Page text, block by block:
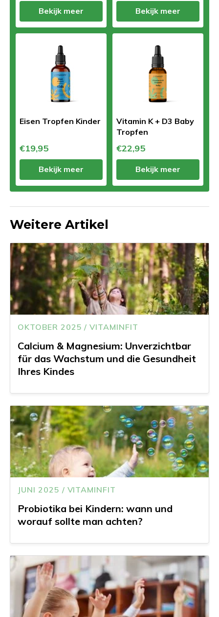
Bekijk meer Bekijk meer
Eisen Tropfen Kinder
€19,95
Bekijk meer
Vitamin K + D3 Baby
Tropfen
€22,95
Bekijk meer
Weitere Artikel
OKTOBER 2025 / VITAMINFIT
Calcium & Magnesium: Unverzichtbar
für das Wachstum und die Gesundheit
Ihres Kindes
JUNI 2025 / VITAMINFIT
Probiotika bei Kindern: wann und
worauf sollte man achten?